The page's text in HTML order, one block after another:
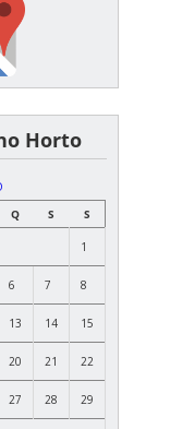
Horto
Q S S
1
6 7 8
13 14 15
20 21 22
27 28 29